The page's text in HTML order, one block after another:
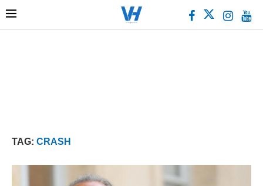
TAG: CRASH